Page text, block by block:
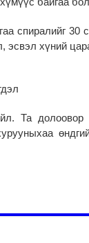
спиралийг 30
эсвэл хүний
Та долоовор